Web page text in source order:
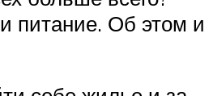
питание. Об этом и